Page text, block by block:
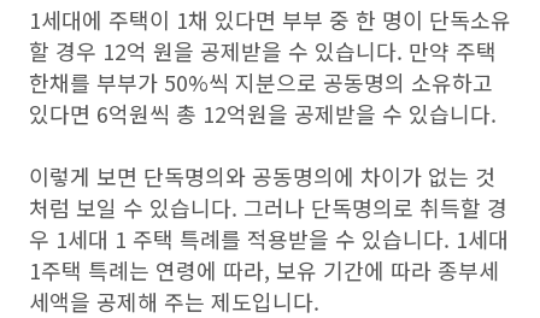
1세대에 주택이 1채 있다면 부부 중 한 명이 단독소유
할 경우 12억 원을 공제받을 수 있습니다. 만약 주택
한채를 부부가 50%씩 지분으로 공동명의 소유하고
있다면 6억원씩 총 12억원을 공제받을 수 있습니다.
이렇게 보면 단독명의와 공동명의에 차이가 없는 것
처럼 보일 수 있습니다. 그러나 단독명의로 취득할 경
우 1세대 1 주택 특례를 적용받을 수 있습니다. 1세대
1주택 특례는 연령에 따라, 보유 기간에 따라 종부세
세액을 공제해 주는 제도입니다.